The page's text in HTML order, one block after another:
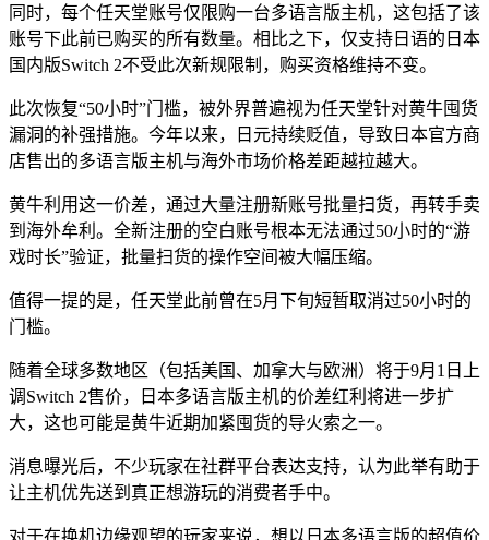
同时，每个任天堂账号仅限购一台多语言版主机，这包括了该
账号下此前已购买的所有数量。相比之下，仅支持日语的日本
国内版Switch 2不受此次新规限制，购买资格维持不变。
此次恢复“50小时”门槛，被外界普遍视为任天堂针对黄牛囤货
漏洞的补强措施。今年以来，日元持续贬值，导致日本官方商
店售出的多语言版主机与海外市场价格差距越拉越大。
黄牛利用这一价差，通过大量注册新账号批量扫货，再转手卖
到海外牟利。全新注册的空白账号根本无法通过50小时的“游
戏时长”验证，批量扫货的操作空间被大幅压缩。
值得一提的是，任天堂此前曾在5月下旬短暂取消过50小时的
门槛。
随着全球多数地区（包括美国、加拿大与欧洲）将于9月1日上
调Switch 2售价，日本多语言版主机的价差红利将进一步扩
大，这也可能是黄牛近期加紧囤货的导火索之一。
消息曝光后，不少玩家在社群平台表达支持，认为此举有助于
让主机优先送到真正想游玩的消费者手中。
对于在换机边缘观望的玩家来说，想以日本多语言版的超值价